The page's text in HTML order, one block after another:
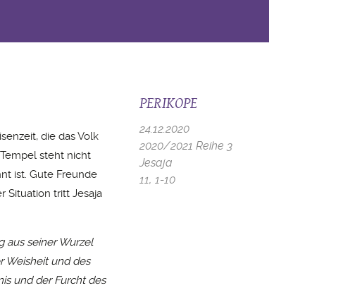
die das Volk
steht nicht
ist. Gute Freunde
Situation tritt Jesaja
aus seiner Wurzel
Weisheit und des
und der Furcht des
PERIKOPE
24.12.2020
2020/2021 Reihe 3
Jesaja
11, 1-10